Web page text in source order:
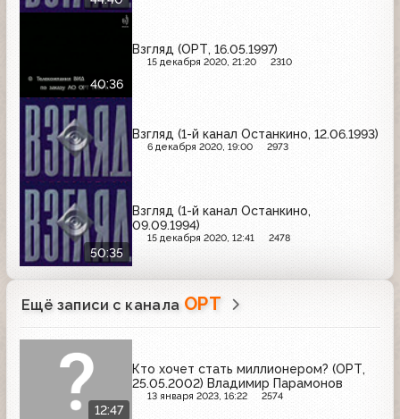
40:36
Взгляд (ОРТ, 16.05.1997)
15 декабря 2020, 21:20 2310
Взгляд (1-й канал Останкино, 12.06.1993)
6 декабря 2020, 19:00 2973
50:35
Взгляд (1-й канал Останкино,
09.09.1994)
15 декабря 2020, 12:41 2478
Ещё записи с канала ОРТ
12:47
Кто хочет стать миллионером? (ОРТ,
25.05.2002) Владимир Парамонов
13 января 2023, 16:22 2574